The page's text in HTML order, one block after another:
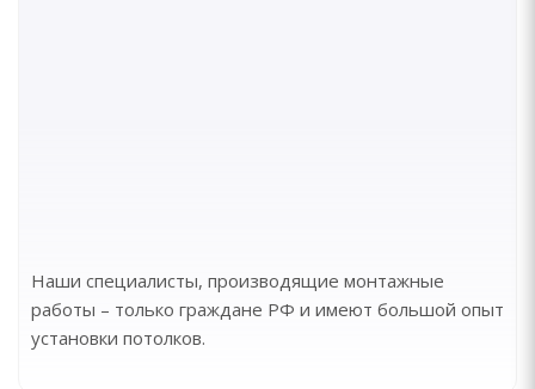
Наши специалисты, производящие монтажные
работы – только граждане РФ и имеют большой опыт
установки потолков.